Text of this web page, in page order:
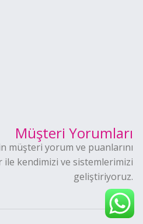
Müşteri Yorumları
müşteri yorum ve puanlarını
kendimizi ve sistemlerimizi
geliştiriyoruz.